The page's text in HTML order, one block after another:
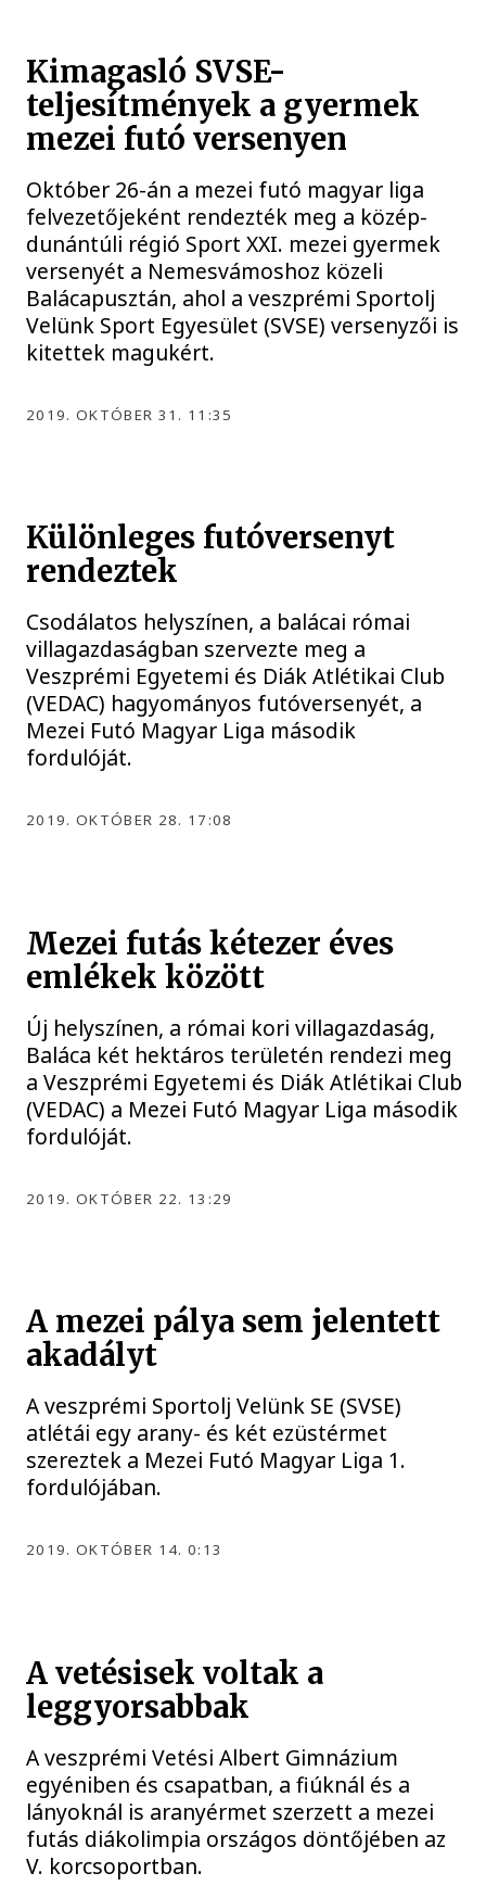
Kimagasló SVSE-
teljesítmények a gyermek
mezei futó versenyen
Október 26-án a mezei futó magyar liga
felvezetőjeként rendezték meg a közép-
dunántúli régió Sport XXI. mezei gyermek
versenyét a Nemesvámoshoz közeli
Balácapusztán, ahol a veszprémi Sportolj
Velünk Sport Egyesület (SVSE) versenyzői is
kitettek magukért.
2019. OKTÓBER 31. 11:35
Különleges futóversenyt
rendeztek
Csodálatos helyszínen, a balácai római
villagazdaságban szervezte meg a
Veszprémi Egyetemi és Diák Atlétikai Club
(VEDAC) hagyományos futóversenyét, a
Mezei Futó Magyar Liga második
fordulóját.
2019. OKTÓBER 28. 17:08
Mezei futás kétezer éves
emlékek között
Új helyszínen, a római kori villagazdaság,
Baláca két hektáros területén rendezi meg
a Veszprémi Egyetemi és Diák Atlétikai Club
(VEDAC) a Mezei Futó Magyar Liga második
fordulóját.
2019. OKTÓBER 22. 13:29
A mezei pálya sem jelentett
akadályt
A veszprémi Sportolj Velünk SE (SVSE)
atlétái egy arany- és két ezüstérmet
szereztek a Mezei Futó Magyar Liga 1.
fordulójában.
2019. OKTÓBER 14. 0:13
A vetésisek voltak a
leggyorsabbak
A veszprémi Vetési Albert Gimnázium
egyéniben és csapatban, a fiúknál és a
lányoknál is aranyérmet szerzett a mezei
futás diákolimpia országos döntőjében az
V. korcsoportban.